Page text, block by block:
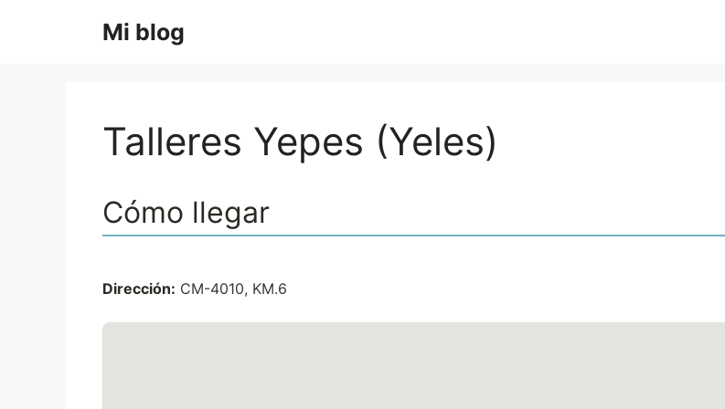
Mi blog
Talleres Yepes (Yeles)
Cómo llegar
Dirección: CM-4010, KM.6